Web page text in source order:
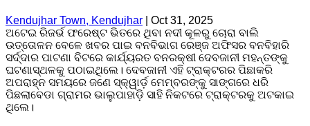
Kendujhar Town, Kendujhar
Oct 31, 2025
ଅଟେଇ ରିଜର୍ଭ ଫରେଷ୍ଟ ଭିତରେ ଥିବା ନଦୀ କୂଳରୁ ଚୋରା ବାଲି
ଉତ୍ତୋଳନ ବେଳେ ଖବର ପାଇ ବନବିଭାଗ ରେଞ୍ଜ ଅଫିସର ବନବିହାରି
ସର୍ଦ୍ଦାର ପାଟଣା ବିଟରେ କାର୍ଯ୍ୟରତ ବନରକ୍ଷୀ ଦେବଜାନୀ ମହନ୍ତଙ୍କୁ
ଘଟଣାସ୍ଥଳକୁ ପଠାଇଥିଲେ। ଦେବଜାନୀ ଏହି ଟ୍ରାକ୍ଟରର ପିଛାକରି
ଅପରାହ୍ନ ସମୟରେ ଜଣେ ସ୍କ୍ୱାର୍ଡ଼ ମେମ୍ବରଙ୍କୁ ସାଙ୍ଗରେ ଧରି
ପିଛଲାବେଡା ଗ୍ରାମର ଭାଲୁପାହାଡ଼ି ସାହି ନିକଟରେ ଟ୍ରାକ୍ଟରକୁ ଅଟକାଇ
ଥିଲେ।